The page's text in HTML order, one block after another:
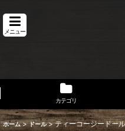
メニュー
カテゴリ
ホーム > ドール > ティーコージードー